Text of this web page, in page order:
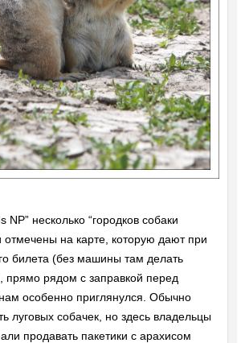
NP” несколько “городков собаки
отмечены на карте, которую дают при
билета (без машины там делать
прямо рядом с заправкой перед
особенно приглянулся. Обычно
луговых собачек, но здесь владельцы
продавать пакетики с арахисом